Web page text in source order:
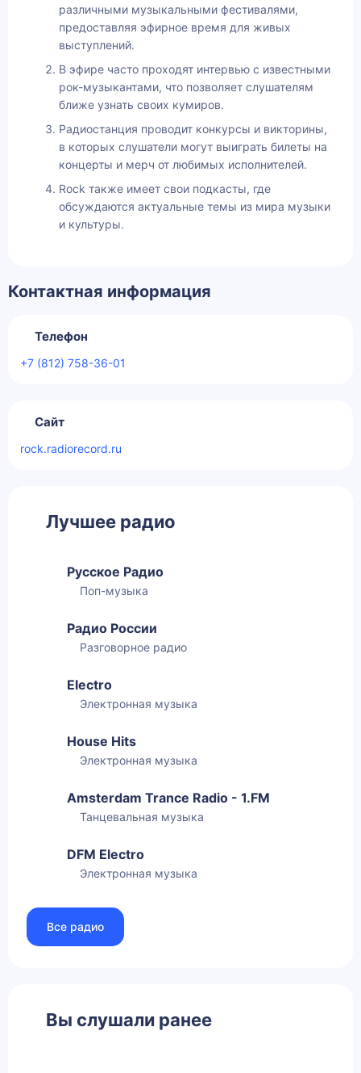
различными музыкальными фестивалями,
предоставляя эфирное время для живых
выступлений.
В эфире часто проходят интервью с известными
рок-музыкантами, что позволяет слушателям
ближе узнать своих кумиров.
Радиостанция проводит конкурсы и викторины,
в которых слушатели могут выиграть билеты на
концерты и мерч от любимых исполнителей.
Rock также имеет свои подкасты, где
обсуждаются актуальные темы из мира музыки
и культуры.
Контактная информация
Телефон
+7 (812) 758-36-01
Сайт
rock.radiorecord.ru
Лучшее радио
Русское Радио
Поп-музыка
Радио России
Разговорное радио
Electro
Электронная музыка
House Hits
Электронная музыка
Amsterdam Trance Radio - 1.FM
Танцевальная музыка
DFM Electro
Электронная музыка
Все радио
Вы слушали ранее